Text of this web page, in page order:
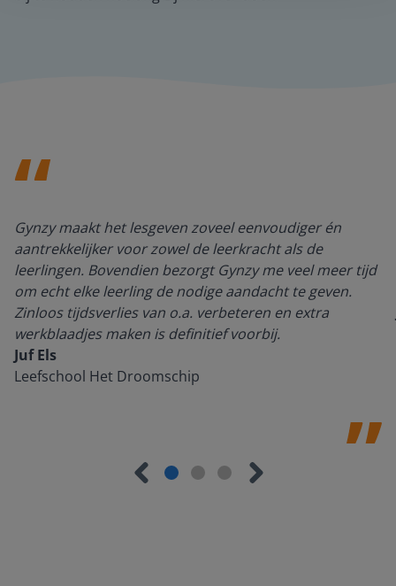
Gynzy maakt het lesgeven zoveel eenvoudiger én
aantrekkelijker voor zowel de leerkracht als de
leerlingen. Bovendien bezorgt Gynzy me veel meer tijd
om echt elke leerling de nodige aandacht te geven.
Zinloos tijdsverlies van o.a. verbeteren en extra
werkblaadjes maken is definitief voorbij.
Juf Els
Leefschool Het Droomschip